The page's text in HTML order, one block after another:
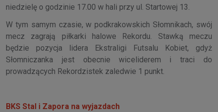
niedzielę o godzinie 17.00 w hali przy ul. Startowej 13.
W tym samym czasie, w podkrakowskich Słomnikach, swój
mecz zagrają piłkarki halowe Rekordu. Stawką meczu
będzie pozycja lidera Ekstraligi Futsalu Kobiet, gdyż
Słomniczanka jest obecnie wiceliderem i traci do
prowadzących Rekordzistek zaledwie 1 punkt.
BKS Stal i Zapora na wyjazdach